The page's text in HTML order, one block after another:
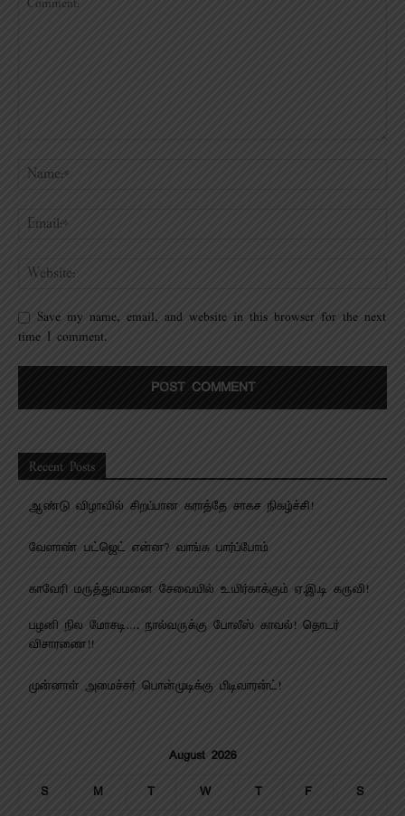
Save my name, email, and website in this browser for the next
time I comment.
Recent Posts
ஆண்டு விழாவில் சிறப்பான கராத்தே சாகச நிகழ்ச்சி!
வேளாண் பட்ஜெட் என்ன? வாங்க பார்ப்போம்
காவேரி மருத்துவமனை சேவையில் உயிர்காக்கும் ஏ.இ.டி கருவி!
பழனி நில மோசடி…. நால்வருக்கு போலீஸ் காவல்! தொடர்
விசாரணை!!
முன்னாள் அமைச்சர் பொன்முடிக்கு பிடிவாரன்ட்!
August 2026
S M T W T F S